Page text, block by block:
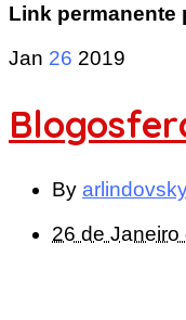
Link permanente
Jan 26 2019
By
26 de Janeiro